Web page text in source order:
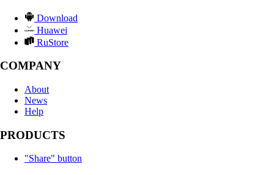
Download
Huawei
RuStore
COMPANY
About
News
Help
PRODUCTS
"Share" button